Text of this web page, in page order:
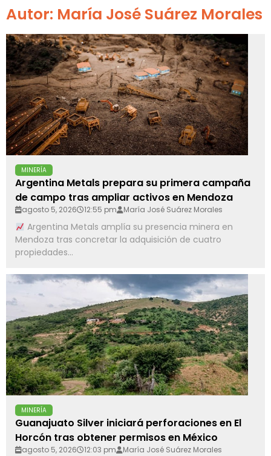
Autor: María José Suárez Morales
MINERÍA
Argentina Metals prepara su primera campaña
de campo tras ampliar activos en Mendoza
agosto 5, 2026 12:55 pm María José Suárez Morales
Argentina Metals amplía su presencia minera en
Mendoza tras concretar la adquisición de cuatro
propiedades...
MINERÍA
Guanajuato Silver iniciará perforaciones en El
Horcón tras obtener permisos en México
agosto 5, 2026 12:03 pm María José Suárez Morales